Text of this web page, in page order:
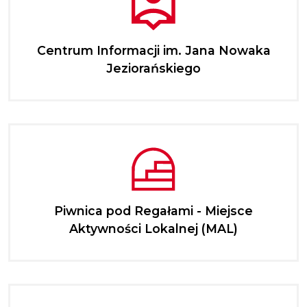
Centrum Informacji im. Jana Nowaka
Jeziorańskiego
Piwnica pod Regałami - Miejsce
Aktywności Lokalnej (MAL)